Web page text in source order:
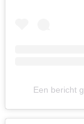
Een bericht